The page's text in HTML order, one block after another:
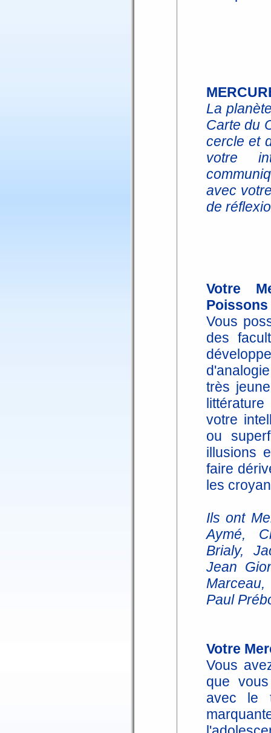
La
Carte du
cercle et
votre
avec
de
Votre
Poissons
Vous
des
très
votre
ou
illusions
faire
les
Ils ont
Aymé,
Brialy,
Jean
Paul
Votre
Vous
que
avec le